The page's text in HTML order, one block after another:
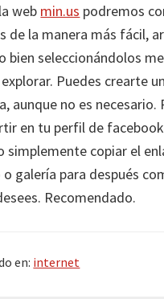
web min.us podremos
de la manera más fácil,
bien seleccionándolos
Puedes crearte
aunque no es necesario.
en tu perfil de
simplemente copiar el
o galería para después
Recomendado.
en: internet